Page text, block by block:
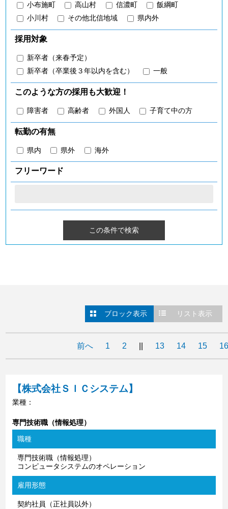
小布施町
高山村 信濃町
飯綱町
小川村
その他北信地域 県内外
採用対象
新卒者（来春予定）
新卒者（卒業後３年以内を含む）
一般
このような方の採用も大歓迎！
障害者 高齢者 外国人 子育て中の方
転勤の有無
県内 県外 海外
フリーワード
ブロック表示 リスト表示
前へ 1 2 13 14 15
【株式会社ＳＩＣシステム】
業種：
専門技術職（情報処理）
職種
専門技術職（情報処理）
コンピュータシステムのオペレーション
雇用形態
契約社員（正社員以外）